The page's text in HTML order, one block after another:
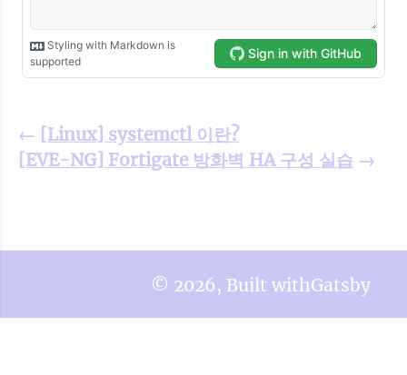
← [Linux] systemctl 이란?
[EVE-NG] Fortigate 방화벽 HA 구성 실습 →
© 2026, Built withGatsby